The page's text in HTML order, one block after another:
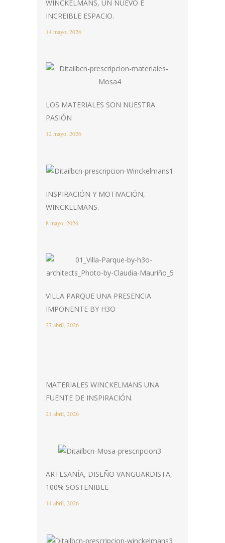
WINCKELMANS, UN NUEVO E
INCREIBLE ESPACIO.
14 mayo, 2026
LOS MATERIALES SON NUESTRA
PASIÓN
12 mayo, 2026
INSPIRACIÓN Y MOTIVACIÓN,
WINCKELMANS.
8 mayo, 2026
VILLA PARQUE UNA PRESENCIA
IMPONENTE BY H3O
27 abril, 2026
MATERIALES WINCKELMANS UNA
FUENTE DE INSPIRACIÓN.
21 abril, 2026
ARTESANÍA, DISEÑO VANGUARDISTA,
100% SOSTENIBLE
14 abril, 2026